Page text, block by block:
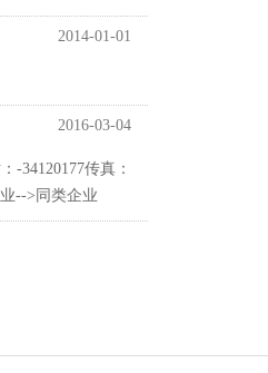
2014-01-01
2016-03-04
-34120177传真：
-->同类企业